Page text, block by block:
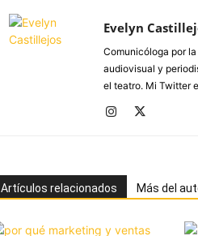
Evelyn
Comunicóloga por
audiovisual y
el teatro. Mi Twitter
Artículos relacionados Más del